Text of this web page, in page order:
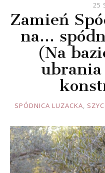
25
Zamień
na…
(Na
ubrania
JOULE
SPÓDNICA LUZACKA,